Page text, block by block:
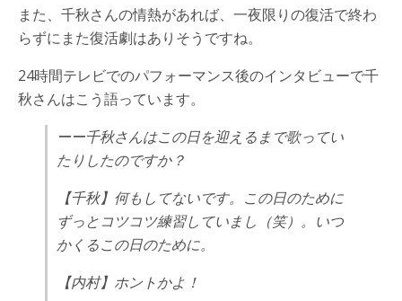
また、千秋さんの情熱があれば、一夜限りの復活で終わ
らずにまた復活劇はありそうですね。
24時間テレビでのパフォーマンス後のインタビューで千
秋さんはこう語っています。
ーー千秋さんはこの日を迎えるまで歌ってい
たりしたのですか？
【千秋】何もしてないです。この日のために
ずっとコツコツ練習していまし（笑）。いつ
かくるこの日のために。
【内村】ホントかよ！